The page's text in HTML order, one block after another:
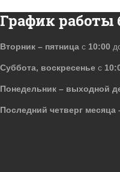
График работы
Вторник – пятница с 10:00
Суббота, воскресенье с
Понедельник – выходной
Последний четверг месяца